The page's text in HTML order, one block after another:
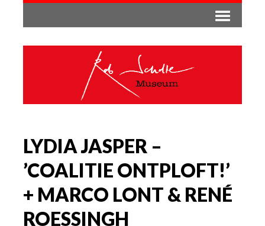
LYDIA JASPER –
’COALITIE ONTPLOFT!’
+ MARCO LONT & RENÉ
ROESSINGH